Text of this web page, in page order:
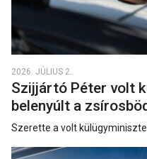
2026. JÚLIUS 2.
Szijjártó Péter volt
belenyúlt a
Szerette a volt